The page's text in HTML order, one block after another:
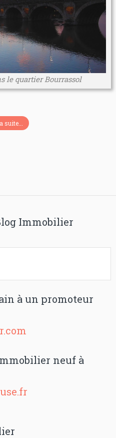
le quartier Bourrassol
suite...
Immobilier
à un promoteur
neuf à